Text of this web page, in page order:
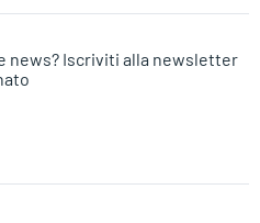
news? Iscriviti alla newsletter